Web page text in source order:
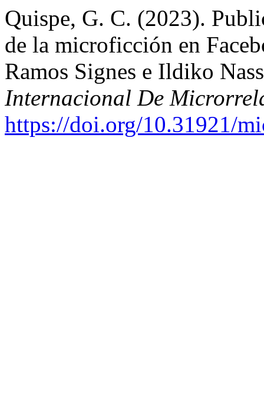
Quispe, G. C. (2023).
de la microficción en
Ramos Signes e Ildiko
Internacional De
https://doi.org/10.31921/